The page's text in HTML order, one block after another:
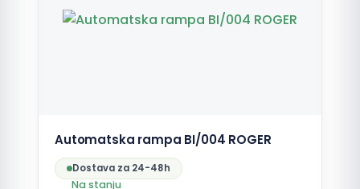
Automatska rampa BI/004 ROGER
Dostava za 24-48h
Na stanju